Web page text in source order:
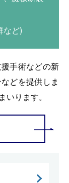
など)
手術などの新
どを提供しま
いります。